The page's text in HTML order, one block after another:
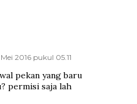
Mei 2016 pukul 05.11
pekan yang baru
permisi saja lah